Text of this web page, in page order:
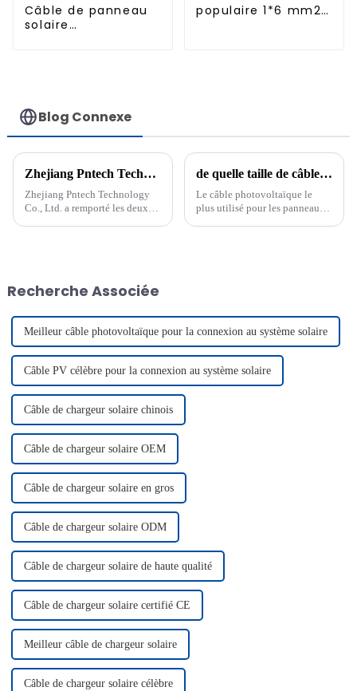
Câble de panneau
solaire
populaire 1*6 mm2
Blog Connexe
Zhejiang Pntech Technology Co., Ltd. a remporté le prix « Entreprise de fils et câbles photovoltaïques de haute qualité 2024 »
Zhejiang Pntech Technology
Co., Ltd. a remporté les deux
de quelle taille de câble solaire ai-je besoin
Le câble photovoltaïque le
plus utilisé pour les panneaux
Recherche Associée
Meilleur câble photovoltaïque pour la connexion au système solaire
Câble PV célèbre pour la connexion au système solaire
Câble de chargeur solaire chinois
Câble de chargeur solaire OEM
Câble de chargeur solaire en gros
Câble de chargeur solaire ODM
Câble de chargeur solaire de haute qualité
Câble de chargeur solaire certifié CE
Meilleur câble de chargeur solaire
Câble de chargeur solaire célèbre